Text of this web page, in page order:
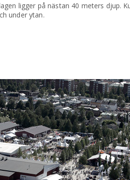
ligger på nästan 40 meters djup.
under ytan.